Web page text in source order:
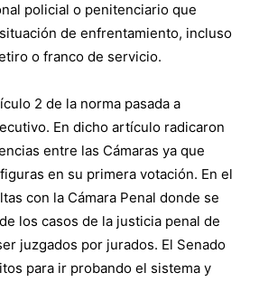
policial o penitenciario que
de enfrentamiento, incluso
o franco de servicio.
2 de la norma pasada a
En dicho artículo radicaron
entre las Cámaras ya que
en su primera votación. En el
con la Cámara Penal donde se
los casos de la justicia penal de
juzgados por jurados. El Senado
para ir probando el sistema y